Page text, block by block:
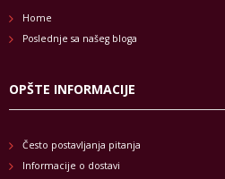
Home
Poslednje sa našeg bloga
OPŠTE INFORMACIJE
Često postavljanja pitanja
Informacije o dostavi